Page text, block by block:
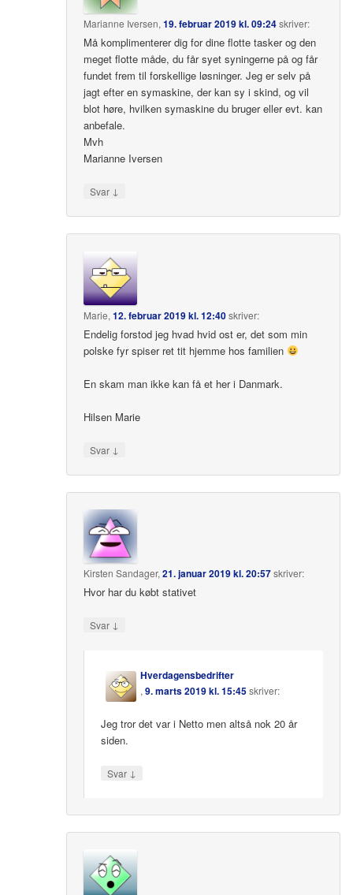
Marianne Iversen,19. februar 2019 kl. 09:24skriver:
Må komplimenterer dig for dine flotte tasker og den
meget flotte måde, du får syet syningerne på og får
fundet frem til forskellige løsninger. Jeg er selv på
jagt efter en symaskine, der kan sy i skind, og vil
blot høre, hvilken symaskine du bruger eller evt. kan
anbefale.
Mvh
Marianne Iversen
Svar ↓
Marie,12. februar 2019 kl. 12:40skriver:
Endelig forstod jeg hvad hvid ost er, det som min
polske fyr spiser ret tit hjemme hos familien
En skam man ikke kan få et her i Danmark.
Hilsen Marie
Svar ↓
Kirsten Sandager,21. januar 2019 kl. 20:57skriver:
Hvor har du købt stativet
Svar ↓
Hverdagensbedrifter
,9. marts 2019 kl. 15:45skriver:
Jeg tror det var i Netto men altså nok 20 år
siden.
Svar ↓